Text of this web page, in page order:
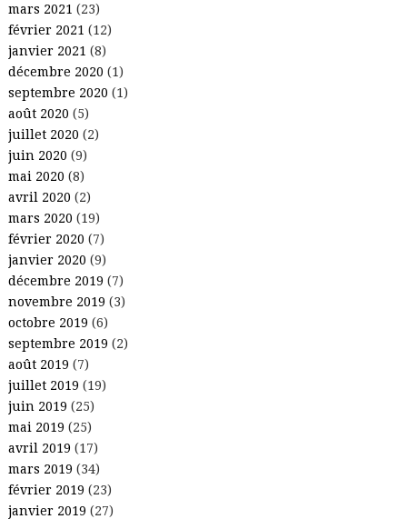
mars 2021 (23)
février 2021 (12)
janvier 2021 (8)
décembre 2020 (1)
septembre 2020 (1)
août 2020 (5)
juillet 2020 (2)
juin 2020 (9)
mai 2020 (8)
avril 2020 (2)
mars 2020 (19)
février 2020 (7)
janvier 2020 (9)
décembre 2019 (7)
novembre 2019 (3)
octobre 2019 (6)
septembre 2019 (2)
août 2019 (7)
juillet 2019 (19)
juin 2019 (25)
mai 2019 (25)
avril 2019 (17)
mars 2019 (34)
février 2019 (23)
janvier 2019 (27)